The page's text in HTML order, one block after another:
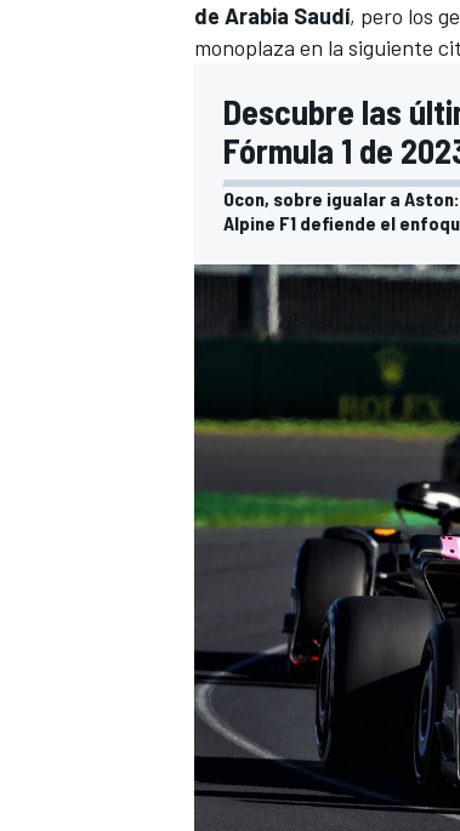
de Arabia Saudí, pero los
monoplaza en la siguiente
Descubre las
Fórmula 1 de
Ocon, sobre igualar a
Alpine F1 defiende el